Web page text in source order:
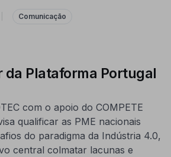
Comunicação
da Plataforma Portugal
com o apoio do COMPETE
qualificar as PME nacionais
do paradigma da Indústria 4.0,
central colmatar lacunas e